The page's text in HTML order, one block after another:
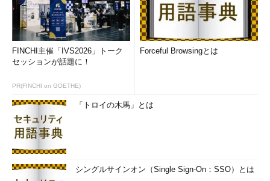
チームの一員として行動する
チームからの招待があったら、必ず対応する。チームメンバー
はフィードバックを聞きたいからだ。また、チーム文化を維持す
るためにビデオ会議を使ってチームでランチをしたり、仕事の後
リモートワーク文化の向上
文化先行型の企業は、将来目指す文化のビジョンに基づいて設立
FINCHI主催「IVS2026」トーク
セッションが話題に！
PR(FINCHI on GOETHE)
Forceful Browsingとは
「トロイの木馬」とは
シングルサインオン（Single Sign-On：SSO）とは